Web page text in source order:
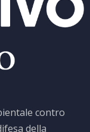
contro
della